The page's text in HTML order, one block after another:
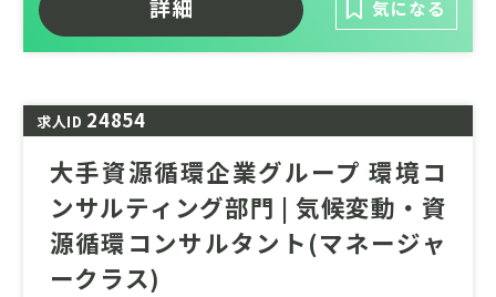
詳細 気になる
求人ID 24854
大手資源循環企業グループ 環境コ
ンサルティング部門 | 気候変動・資
源循環コンサルタント(マネージャ
ークラス)